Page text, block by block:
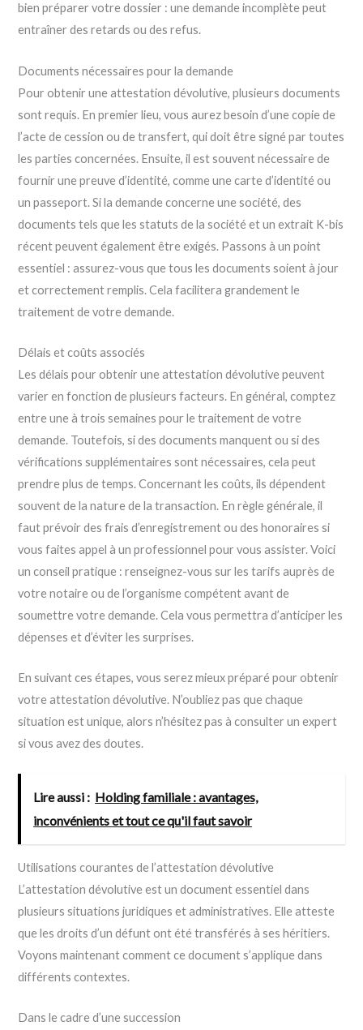
bien préparer votre dossier : une demande incomplète peut
entraîner des retards ou des refus.
Documents nécessaires pour la demande
Pour obtenir une attestation dévolutive, plusieurs documents
sont requis. En premier lieu, vous aurez besoin d’une copie de
l’acte de cession ou de transfert, qui doit être signé par toutes
les parties concernées. Ensuite, il est souvent nécessaire de
fournir une preuve d’identité, comme une carte d’identité ou
un passeport. Si la demande concerne une société, des
documents tels que les statuts de la société et un extrait K-bis
récent peuvent également être exigés. Passons à un point
essentiel : assurez-vous que tous les documents soient à jour
et correctement remplis. Cela facilitera grandement le
traitement de votre demande.
Délais et coûts associés
Les délais pour obtenir une attestation dévolutive peuvent
varier en fonction de plusieurs facteurs. En général, comptez
entre une à trois semaines pour le traitement de votre
demande. Toutefois, si des documents manquent ou si des
vérifications supplémentaires sont nécessaires, cela peut
prendre plus de temps. Concernant les coûts, ils dépendent
souvent de la nature de la transaction. En règle générale, il
faut prévoir des frais d’enregistrement ou des honoraires si
vous faites appel à un professionnel pour vous assister. Voici
un conseil pratique : renseignez-vous sur les tarifs auprès de
votre notaire ou de l’organisme compétent avant de
soumettre votre demande. Cela vous permettra d’anticiper les
dépenses et d’éviter les surprises.
En suivant ces étapes, vous serez mieux préparé pour obtenir
votre attestation dévolutive. N’oubliez pas que chaque
situation est unique, alors n’hésitez pas à consulter un expert
si vous avez des doutes.
Lire aussi : Holding familiale : avantages,
inconvénients et tout ce qu'il faut savoir
Utilisations courantes de l’attestation dévolutive
L’attestation dévolutive est un document essentiel dans
plusieurs situations juridiques et administratives. Elle atteste
que les droits d’un défunt ont été transférés à ses héritiers.
Voyons maintenant comment ce document s’applique dans
différents contextes.
Dans le cadre d’une succession